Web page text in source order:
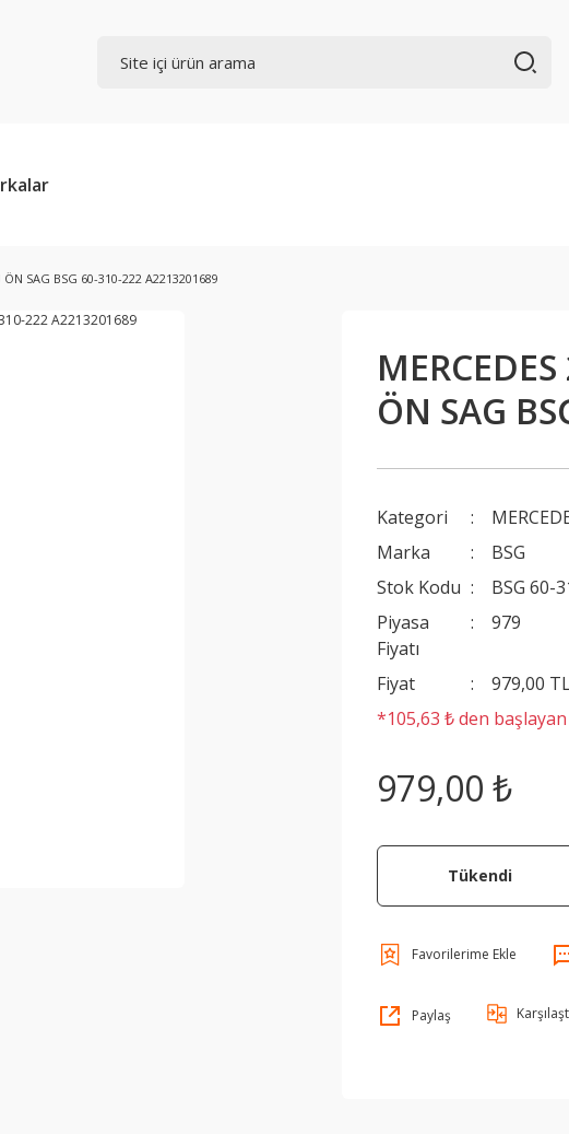
ÖN SAG BSG 60-310-222 A2213201689
ÖN SAG
Kategori
Marka
BSG
Stok Kodu
BSG 60-
Piyasa
Fiyatı
979
Fiyat
979,00
*105,63 ₺ den
979,00 ₺
Tükendi
Paylaş